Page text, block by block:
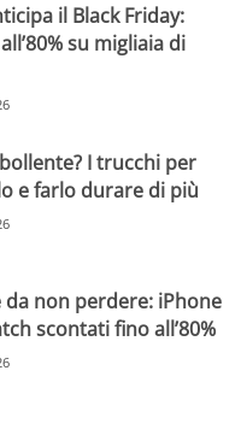
il Black Friday:
su migliaia di
I trucchi per
e farlo durare di più
da non perdere: iPhone
scontati fino all’80%